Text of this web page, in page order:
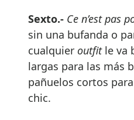
Sexto.- Ce n’est pas
sin una bufanda o
cualquier outfitle va
largas para las más
pañuelos cortos
chic.